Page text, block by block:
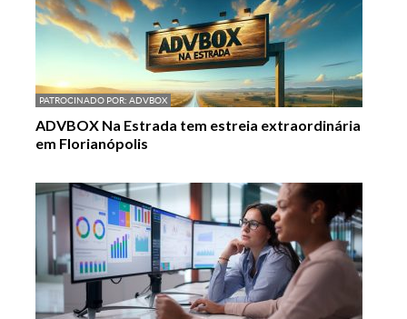
PATROCINADO POR: ADVBOX
ADVBOX Na Estrada tem estreia extraordinária
em Florianópolis